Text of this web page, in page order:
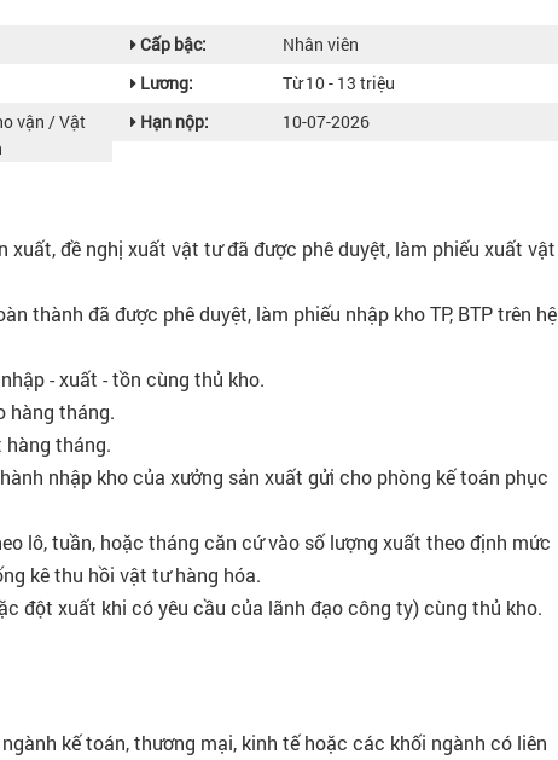
vận / Vật
Cấp bậc:
Nhân viên
Lương:
Từ 10 - 13 triệu
Hạn nộp:
10-07-2026
xuất, đề nghị xuất vật tư đã được phê duyệt, làm phiếu xuất vật
thành đã được phê duyệt, làm phiếu nhập kho TP, BTP trên hệ
- xuất - tồn cùng thủ kho.
hàng tháng.
hàng tháng.
nhập kho của xưởng sản xuất gửi cho phòng kế toán phục
lô, tuần, hoặc tháng căn cứ vào số lượng xuất theo định mức
kê thu hồi vật tư hàng hóa.
đột xuất khi có yêu cầu của lãnh đạo công ty) cùng thủ kho.
kế toán, thương mại, kinh tế hoặc các khối ngành có liên